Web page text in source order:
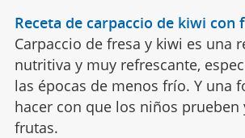
Receta de carpaccio de kiwi con
Carpaccio de fresa y kiwi es una
nutritiva y muy refrescante,
las épocas de menos frío. Y una
hacer con que los niños prueben
frutas.